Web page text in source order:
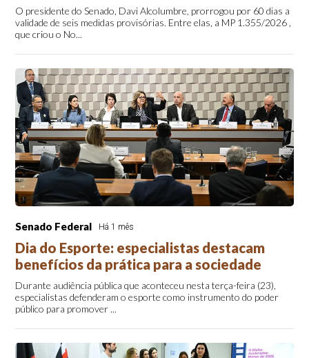
O presidente do Senado, Davi Alcolumbre, prorrogou por 60 dias a
validade de seis medidas provisórias. Entre elas, a MP 1.355/2026 ,
que criou o No...
Senado Federal Há 1 mês
Dia do Esporte: especialistas destacam
benefícios da prática para a sociedade
Durante audiência pública que aconteceu nesta terça-feira (23),
especialistas defenderam o esporte como instrumento do poder
público para promover ...